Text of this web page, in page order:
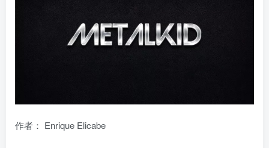
作者： Enrique Elicabe